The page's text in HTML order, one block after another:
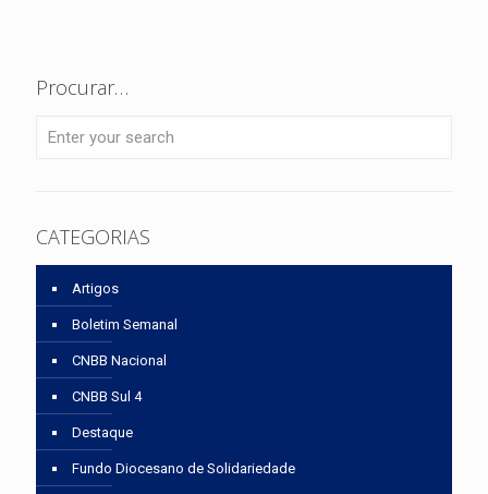
Procurar…
CATEGORIAS
Artigos
Boletim Semanal
CNBB Nacional
CNBB Sul 4
Destaque
Fundo Diocesano de Solidariedade